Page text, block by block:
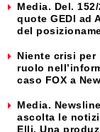
Media. Del.
quote GEDI ad
del
Niente crisi per
ruolo
caso FOX a
Media.
ascolta le
Elli. Una